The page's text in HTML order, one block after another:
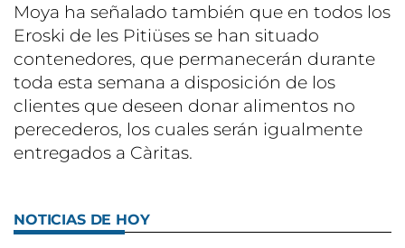
Moya ha señalado también que en todos los
Eroski de les Pitiüses se han situado
contenedores, que permanecerán durante
toda esta semana a disposición de los
clientes que deseen donar alimentos no
perecederos, los cuales serán igualmente
entregados a Càritas.
NOTICIAS DE HOY